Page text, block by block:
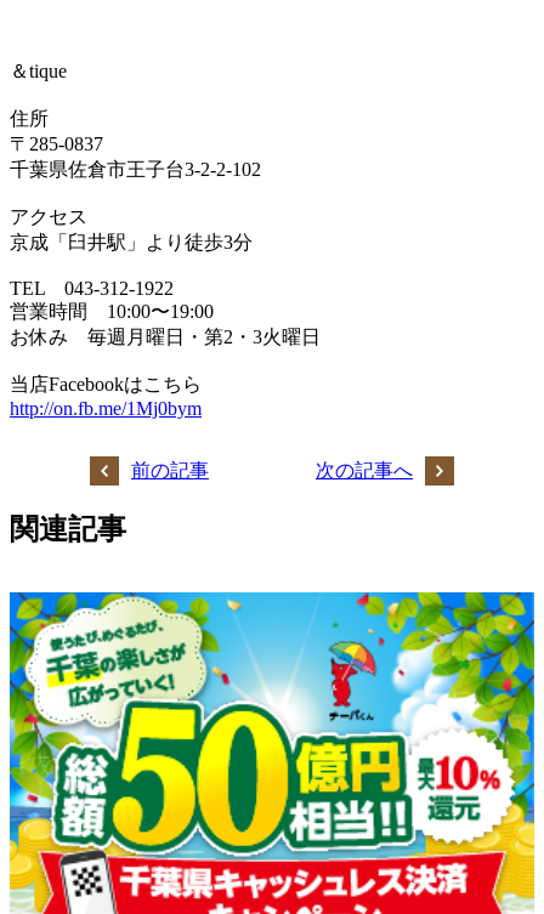
＆tique
住所
〒285-0837
千葉県佐倉市王子台3-2-2-102
アクセス
京成「臼井駅」より徒歩3分
TEL 043-312-1922
営業時間 10:00〜19:00
お休み 毎週月曜日・第2・3火曜日
当店Facebookはこちら
http://on.fb.me/1Mj0bym
前の記事 次の記事へ
関連記事